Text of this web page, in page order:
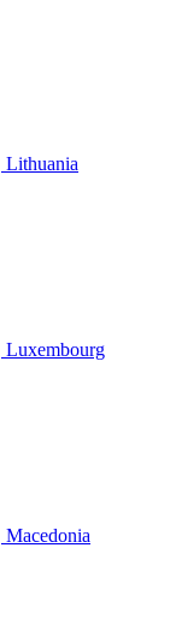
Lithuania
Luxembourg
Macedonia